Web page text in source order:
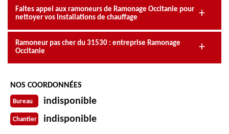
Faites appel aux ramoneurs de Ramonage Occitanie pour
nettoyer vos installations de chauffage
Ramoneur pas cher du 31530 : entreprise Ramonage
Occitanie
NOS COORDONNÉES
Bureau indisponible
Chantier indisponible